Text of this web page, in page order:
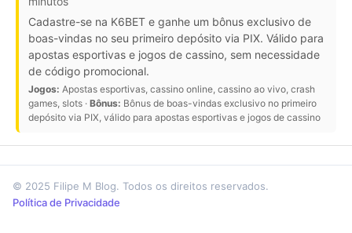
Cadastre-se na K6BET e ganhe um bônus exclusivo de
boas-vindas no seu primeiro depósito via PIX. Válido para
apostas esportivas e jogos de cassino, sem necessidade
de código promocional.
Jogos: Apostas esportivas, cassino online, cassino ao vivo, crash
games, slots · Bônus: Bônus de boas-vindas exclusivo no primeiro
depósito via PIX, válido para apostas esportivas e jogos de cassino
© 2025 Filipe M Blog. Todos os direitos reservados.
Política de Privacidade